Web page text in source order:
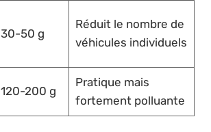
30-50 g
Réduit le nombre de
véhicules individuels
120-200 g
Pratique mais
fortement polluante